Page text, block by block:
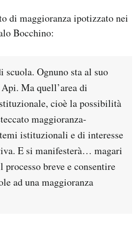
di maggioranza ipotizzato nei
Bocchino:
scuola. Ognuno sta al suo
Ma quell’area di
cioè la possibilità
maggioranza-
istituzionali e di interesse
E si manifesterà… magari
breve e consentire
ad una maggioranza